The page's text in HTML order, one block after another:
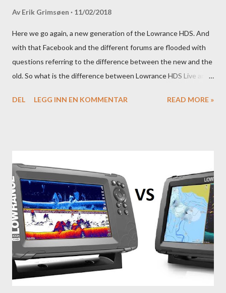
Av Erik Grimsøen 11/02/2018
Here we go again, a new generation of the Lowrance HDS. And
with that Facebook and the different forums are flooded with
questions referring to the difference between the new and the
old. So what is the difference between Lowrance HDS Live and
DEL
LEGG INN EN KOMMENTAR READ MORE »